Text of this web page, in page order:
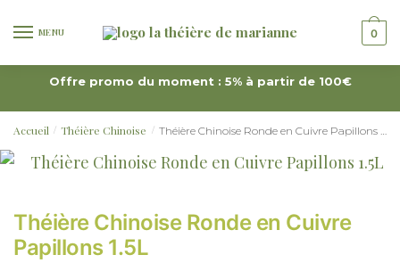
MENU 0
Offre promo du moment : 5% à partir de 100€
Accueil / Théière Chinoise / Théière Chinoise Ronde en Cuivre Papillons 1.5L
Théière Chinoise Ronde en Cuivre
Papillons 1.5L